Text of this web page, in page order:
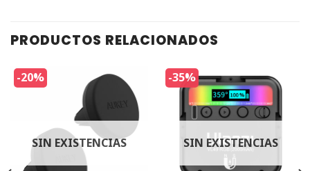
PRODUCTOS RELACIONADOS
-20%
SIN EXISTENCIAS
-35%
SIN EXISTENCIAS